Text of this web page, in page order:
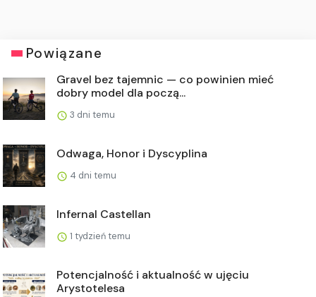
Powiązane
Gravel bez tajemnic — co powinien mieć
dobry model dla począ...
3 dni temu
Odwaga, Honor i Dyscyplina
4 dni temu
Infernal Castellan
1 tydzień temu
Potencjalność i aktualność w ujęciu
Arystotelesa